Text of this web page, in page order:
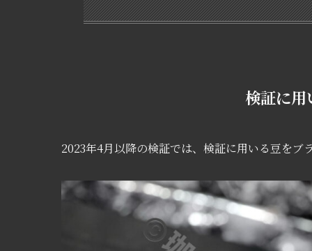
検証に用
2023年4月以降の検証では、検証に用いる豆をブ